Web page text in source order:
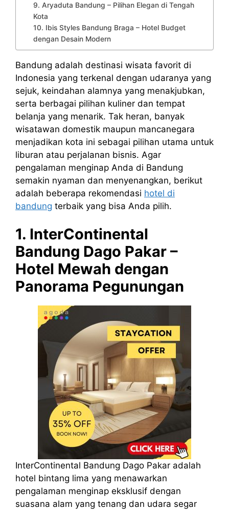
9. Aryaduta Bandung – Pilihan Elegan di Tengah
Kota
10. Ibis Styles Bandung Braga – Hotel Budget
dengan Desain Modern
Bandung adalah destinasi wisata favorit di
Indonesia yang terkenal dengan udaranya yang
sejuk, keindahan alamnya yang menakjubkan,
serta berbagai pilihan kuliner dan tempat
belanja yang menarik. Tak heran, banyak
wisatawan domestik maupun mancanegara
menjadikan kota ini sebagai pilihan utama untuk
liburan atau perjalanan bisnis. Agar
pengalaman menginap Anda di Bandung
semakin nyaman dan menyenangkan, berikut
adalah beberapa rekomendasi hotel di
bandung terbaik yang bisa Anda pilih.
1. InterContinental
Bandung Dago Pakar –
Hotel Mewah dengan
Panorama Pegunungan
InterContinental Bandung Dago Pakar adalah
hotel bintang lima yang menawarkan
pengalaman menginap eksklusif dengan
suasana alam yang tenang dan udara segar